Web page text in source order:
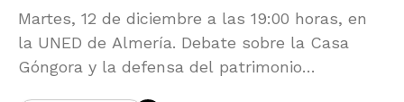
Martes, 12 de diciembre a las 19:00 horas, en
la UNED de Almería. Debate sobre la Casa
Góngora y la defensa del patrimonio